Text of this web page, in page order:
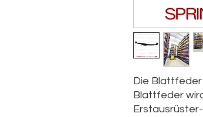
Die Blattfeder
Blattfeder